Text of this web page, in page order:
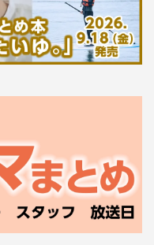
から、ここまで続けて
、ライブで研究員の顔
きました。
全部大好きでした。
立ち止まってしまう日
を思い出して生きてい
もみんなが笑顔で元気
ています。